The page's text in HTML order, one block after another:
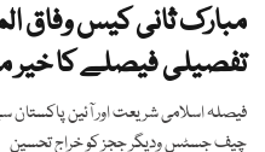
مبارک ثانی کیس وفاق
تفصیلی فیصلے کا خیر
فیصلہ اسلامی شریعت اور آئین
چیف جسٹس ودیگر ججز کو خراج تحسین